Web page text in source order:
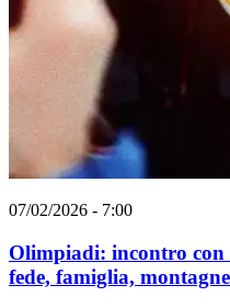
07/02/2026 - 7:00
Olimpiadi: incontro
fede, famiglia,